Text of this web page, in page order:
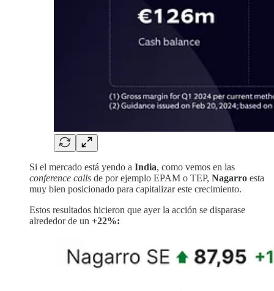
Si el mercado está yendo a India, como vemos en las
conference calls de por ejemplo EPAM o TEP, Nagarro esta
muy bien posicionado para capitalizar este crecimiento.
Estos resultados hicieron que ayer la acción se disparase
alrededor de un +22%: